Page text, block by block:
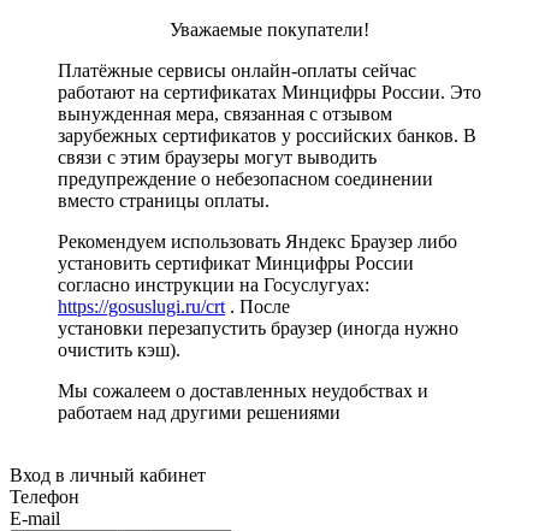
Уважаемые покупатели!
Платёжные сервисы онлайн-оплаты сейчас
работают на сертификатах Минцифры России. Это
вынужденная мера, связанная с отзывом
зарубежных сертификатов у российских банков. В
связи с этим браузеры могут выводить
предупреждение о небезопасном соединении
вместо страницы оплаты.
Рекомендуем использовать Яндекс Браузер либо
установить сертификат Минцифры России
согласно инструкции на Госуслугуах:
https://gosuslugi.ru/crt . После
установки перезапустить браузер (иногда нужно
очистить кэш).
Мы сожалеем о доставленных неудобствах и
работаем над другими решениями
Вход в личный кабинет
Телефон
E-mail